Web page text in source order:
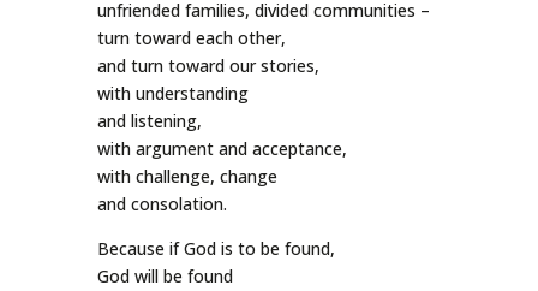
unfriended families, divided communities –
turn toward each other,
and turn toward our stories,
with understanding
and listening,
with argument and acceptance,
with challenge, change
and consolation.
Because if God is to be found,
God will be found